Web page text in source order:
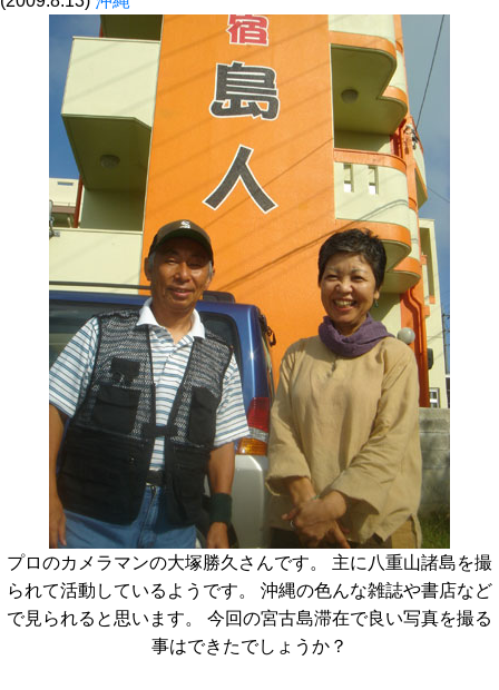
プロのカメラマンの大塚勝久さんです。 主に八重山諸島を撮
られて活動しているようです。 沖縄の色んな雑誌や書店など
で見られると思います。 今回の宮古島滞在で良い写真を撮る
事はできたでしょうか？